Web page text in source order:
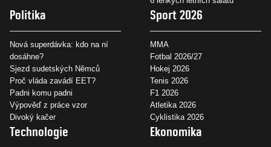
Politika
Nová superdávka: kdo na ní
dosáhne?
Sjezd sudetských Němců
Proč vláda zavádí EET?
Padni komu padni
Výpověď z práce vzor
Divoký kačer
Sport 2026
MMA
Fotbal 2026/27
Hokej 2026
Tenis 2026
F1 2026
Atletika 2026
Cyklistika 2026
Technologie Ekonomika